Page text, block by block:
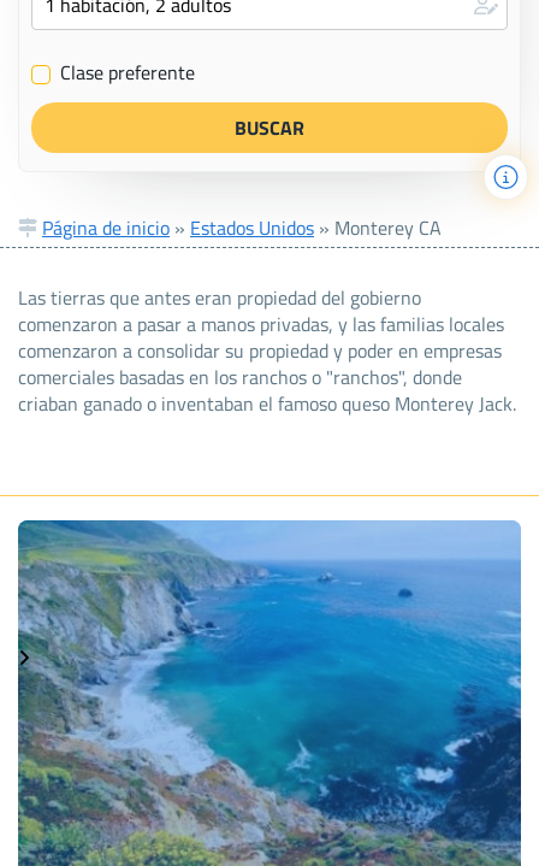
✔ Clase preferente
Página de inicio » Estados Unidos » Monterey CA
Las tierras que antes eran propiedad del gobierno
comenzaron a pasar a manos privadas, y las familias locales
comenzaron a consolidar su propiedad y poder en empresas
comerciales basadas en los ranchos o "ranchos", donde
criaban ganado o inventaban el famoso queso Monterey Jack.